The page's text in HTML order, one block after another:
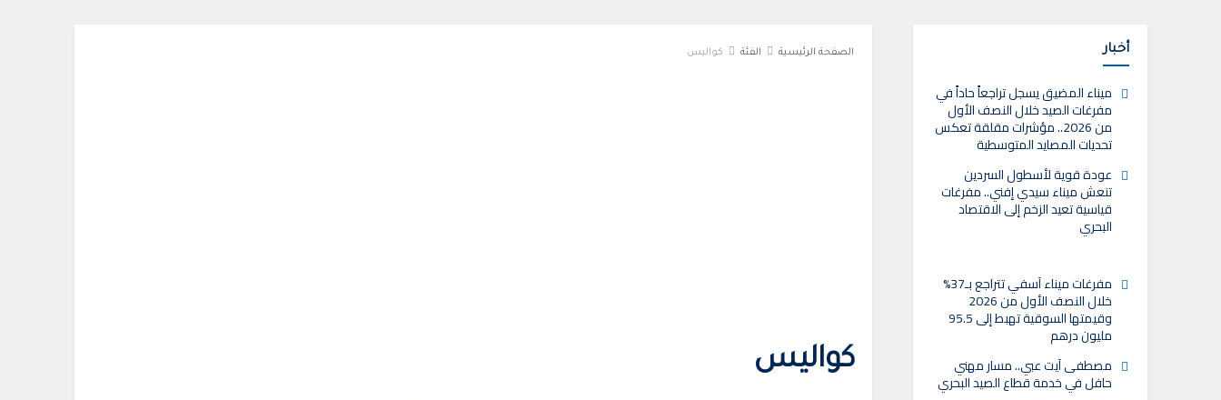
الصفحة الرئيسية الفئة كواليس
كواليس
أخبار
ميناء المضيق يسجل تراجعاً حاداً في
مفرغات الصيد خلال النصف الأول
من 2026.. مؤشرات مقلقة تعكس
تحديات المصايد المتوسطية
عودة قوية لأسطول السردين
تنعش ميناء سيدي إفني.. مفرغات
قياسية تعيد الزخم إلى الاقتصاد
البحري
مفرغات ميناء آسفي تتراجع بـ37%
خلال النصف الأول من 2026
وقيمتها السوقية تهبط إلى 95.5
مليون درهم
مصطفى آيت عبي.. مسار مهني
حافل في خدمة قطاع الصيد البحري